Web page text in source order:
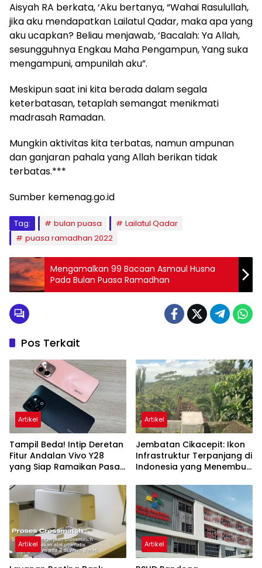
Aisyah RA berkata, ‘Aku bertanya, “Wahai Rasulullah,
jika aku mendapatkan Lailatul Qadar, maka apa yang
aku ucapkan? Beliau menjawab, ‘Bacalah: Ya Allah,
sesungguhnya Engkau Maha Pengampun, Yang suka
mengampuni, ampunilah aku”.
Meskipun saat ini kita berada dalam segala
keterbatasan, tetaplah semangat menikmati
madrasah Ramadan.
Mungkin aktivitas kita terbatas, namun ampunan
dan ganjaran pahala yang Allah berikan tidak
terbatas.***
Sumber kemenag.go.id
Tag: bulan puasa
Lailatul Qadar
puasa ramadhan 2022
Mengamalkan 99 Bacaan Asmaul Husna
Pada Bulan Puasa Ramadhan
Pos Terkait
Artikel
Tampil Beda! Intip Deretan
Fitur Andalan Vivo Y28
yang Siap Ramaikan Pasar
Artikel
Jembatan Cikacepit: Ikon
Infrastruktur Terpanjang di
Indonesia yang Menembus
Artikel Artikel